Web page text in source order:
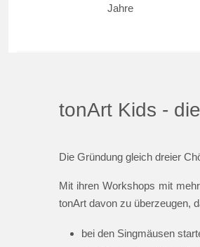
Jahre
tonArt Kids -
Die Gründung gleich dreier
Mit ihren Workshops mit
tonArt davon zu überzeugen,
bei den Singmäusen